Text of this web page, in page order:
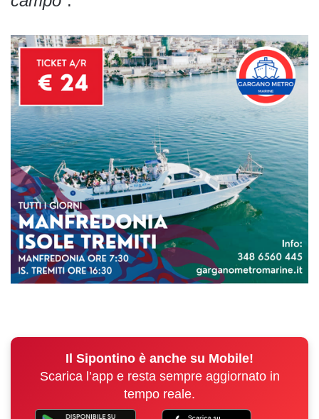
Il Sipontino è anche su Mobile!
Scarica l’app e resta sempre aggiornato in
tempo reale.